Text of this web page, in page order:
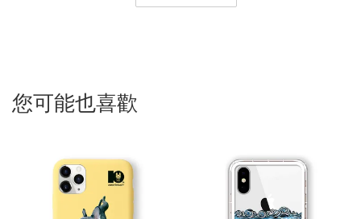
您可能也喜歡